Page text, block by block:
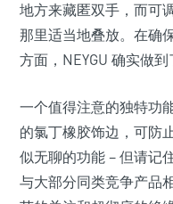
地方来藏匿双手，而可
那里适当地叠放。在确
方面，NEYGU 确实做到
一个值得注意的独特功
的氯丁橡胶饰边，可防
似无聊的功能 – 但请记
与大部分同类竞争产品